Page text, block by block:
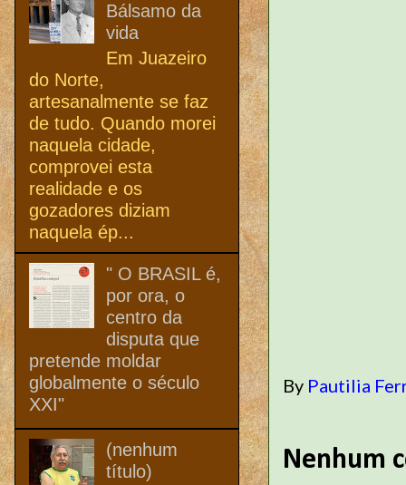
By Pautilia
Nenhum
Bálsamo da
vida
Em Juazeiro
do Norte,
artesanalmente se faz
de tudo. Quando morei
naquela cidade,
comprovei esta
realidade e os
gozadores diziam
naquela ép...
" O BRASIL é,
por ora, o
centro da
disputa que
pretende moldar
globalmente o século
XXI"
(nenhum
título)